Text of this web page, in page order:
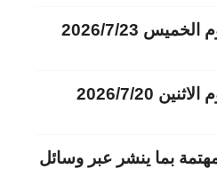
2026/7/23
2026/7/20
بما ينشر عبر وسائل